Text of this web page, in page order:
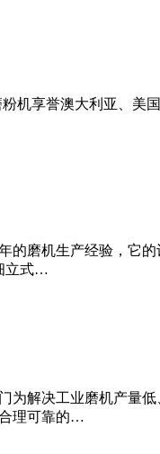
机享誉澳大利亚、美
的磨机生产经验，它
立式…
为解决工业磨机产量
理可靠的…